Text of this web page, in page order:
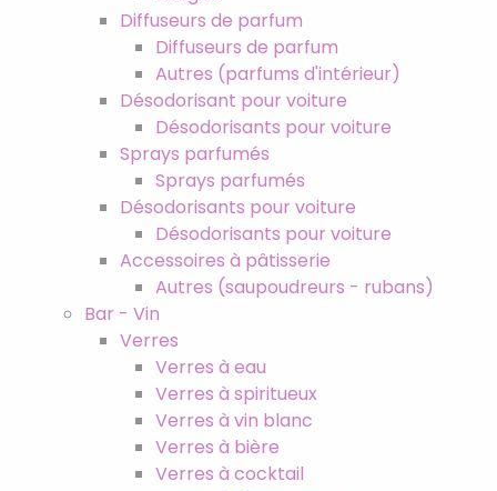
Diffuseurs de parfum
Diffuseurs de parfum
Autres (parfums d'intérieur)
Désodorisant pour voiture
Désodorisants pour voiture
Sprays parfumés
Sprays parfumés
Désodorisants pour voiture
Désodorisants pour voiture
Accessoires à pâtisserie
Autres (saupoudreurs - rubans)
Bar - Vin
Verres
Verres à eau
Verres à spiritueux
Verres à vin blanc
Verres à bière
Verres à cocktail